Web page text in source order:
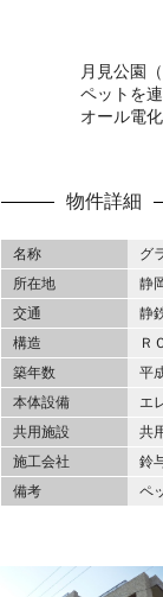
月見公園
ペットを
オール電
物件詳細
名称 グ
所在地
静
交通
静
構造
Ｒ
築年数
平
本体設備
エ
共用施設
共
施工会社
鈴
備考
ペ